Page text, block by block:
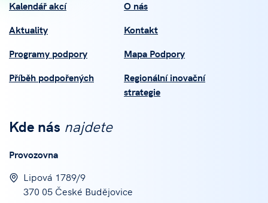
Kalendář akcí
Aktuality
Programy podpory
Příběh podpořených
O nás
Kontakt
Mapa Podpory
Regionální inovační
strategie
Kde nás najdete
Provozovna
Lipová 1789/9
370 05 České Budějovice